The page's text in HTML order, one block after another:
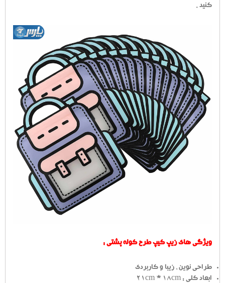
کنید .
ویژگی های زیپ کیپ طرح کوله پشتی :
طراحی نوین ، زیبا و کاربردی
ابعاد کلی : 21cm * 18cm